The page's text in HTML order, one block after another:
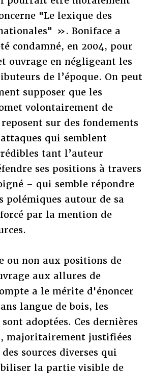
"Le lexique des
». Boniface a
condamné, en 2004, pour
ouvrage en négligeant les
de l’époque. On peut
supposer que les
volontairement de
sur des fondements
qui semblent
tant l’auteur
ses positions à travers
– qui semble répondre
polémiques autour de sa
par la mention de
ou non aux positions de
aux allures de
a le mérite d'énoncer
langue de bois, les
adoptées. Ces dernières
majoritairement justifiées
sources diverses qui
la partie visible de